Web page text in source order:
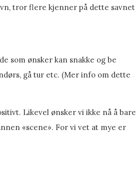
tror flere kjenner på dette savnet
som ønsker kan snakke og be
gå tur etc. (Mer info om dette
Likevel ønsker vi ikke nå å bare
«scene». For vi vet at mye er